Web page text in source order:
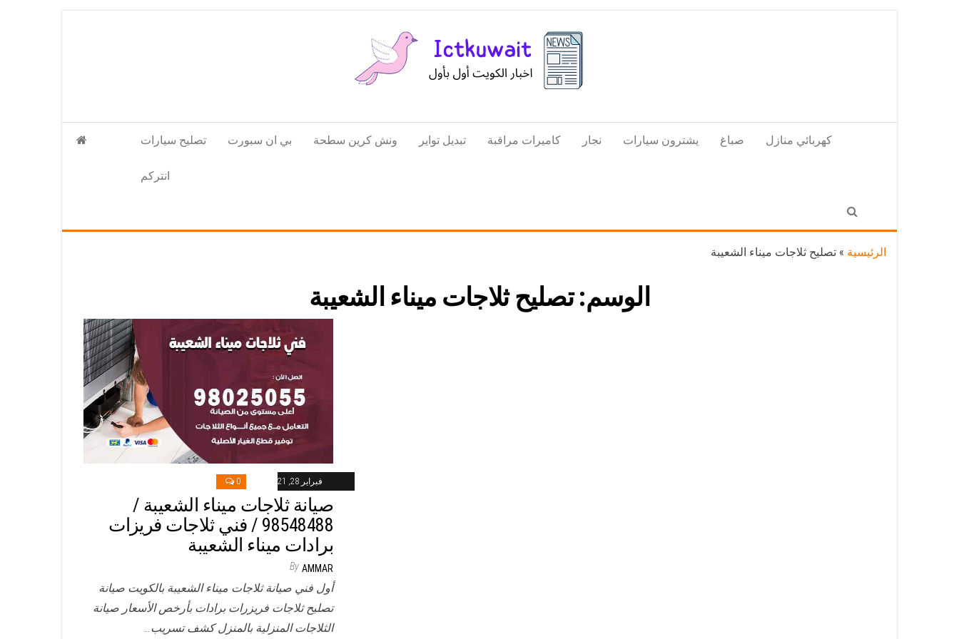
الكويت
تكنولوجيا
المعلومات
تصليح سيارات بي ان سبورت ونش كرين سطحة تبديل تواير كاميرات مراقبة نجار يشترون سيارات صباغ كهربائي منازل
انتركم
الرئيسية » تصليح ثلاجات ميناء الشعيبة
الوسم:تصليح ثلاجات ميناء الشعيبة
فبراير 28, 2021 0
صيانة ثلاجات ميناء الشعيبة /
98548488 / فني ثلاجات فريزات
برادات ميناء الشعيبة
By AMMAR
أول فني صيانة ثلاجات ميناء الشعيبة بالكويت صيانة
تصليح ثلاجات فريزرات برادات بأرخص الأسعار صيانة
الثلاجات المنزلية بالمنزل كشف تسريب…